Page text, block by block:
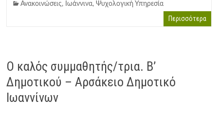
Ανακοινώσεις, Ιωάννινα,Ψυχολογική Υπηρεσία
Περισσότερα
Ο καλός συμμαθητής/τρια. Β’
Δημοτικού – Αρσάκειο Δημοτικό
Ιωαννίνων